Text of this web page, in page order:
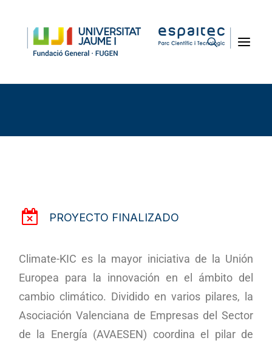
PROYECTO FINALIZADO
Climate-KIC es la mayor iniciativa de la Unión
Europea para la innovación en el ámbito del
cambio climático. Dividido en varios pilares, la
Asociación Valenciana de Empresas del Sector
de la Energía (AVAESEN) coordina el pilar de